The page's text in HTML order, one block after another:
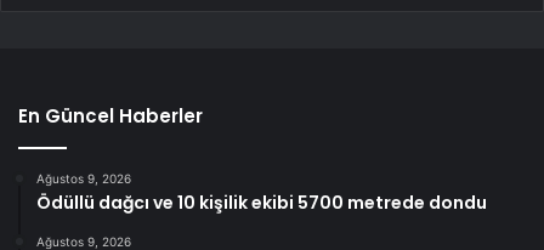
En Güncel Haberler
Ağustos 9, 2026
Ödüllü dağcı ve 10 kişilik ekibi 5700 metrede dondu
Ağustos 9, 2026